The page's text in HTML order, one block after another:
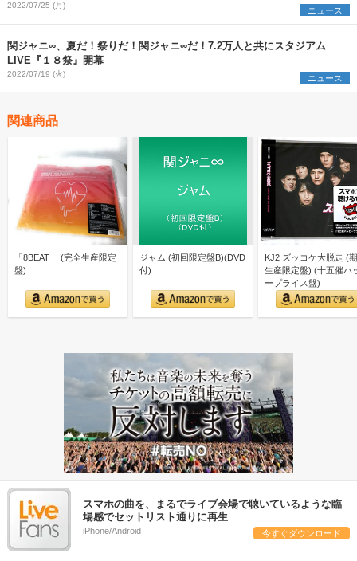
2022/07/25 (月) ニュース
関ジャニ∞、夏だ！祭りだ！関ジャニ∞だ！7.2万人と共にスタジアム
LIVE『１８祭』開幕
2022/07/19 (火) ニュース
関連商品
「8BEAT」 (完全生産限定
盤)
ジャム (初回限定盤B)(DVD
付)
KJ2 ズッコケ大脱走 (
生産限定盤) (十五催ハ
ープライス盤)
スマホの曲を、まるでライブ会場で聴いているような臨
場感でセットリスト通りに再生
iPhone/Android 今すぐダウンロード